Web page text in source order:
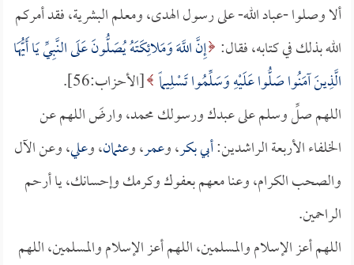
ألا وصلوا -عباد الله- على رسول الهدى، ومعلم البشرية، فقد أمركم
الله بذلك في كتابه، فقال: إِنَّ اللَّهَ وَمَلائِكَتَهُ يُصَلُّونَ عَلَى النَّبِيِّ يَا أَيُّهَا
الَّذِينَ آمَنُوا صَلُّوا عَلَيْهِ وَسَلِّمُوا تَسْلِيماً [الأحزاب:56].
اللهم صلِّ وسلم على عبدك ورسولك محمد، وارضَ اللهم عن
الخلفاء الأربعة الراشدين:أبي بكر، وعمر، وعثمان، وعلي، وعن الآل
والصحب الكرام، وعنا معهم بعفوك وكرمك وإحسانك، يا أرحم
الراحمين.
اللهم أعز الإسلام والمسلمين، اللهم أعز الإسلام والمسلمين، اللهم